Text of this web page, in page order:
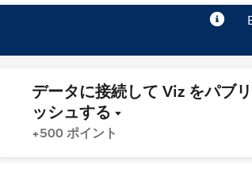
データに接続して Viz をパブリ
ッシュする
+500 ポイント